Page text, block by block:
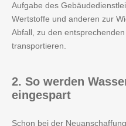
Aufgabe des
Wertstoffe und anderen zur
Abfall, zu den
transportieren.
2. So werden
eingespart
Schon bei der